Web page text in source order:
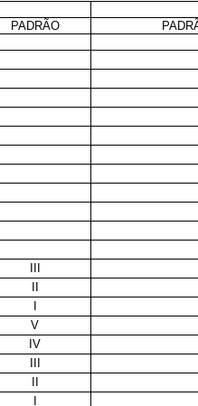
PADRÃO
V
IV